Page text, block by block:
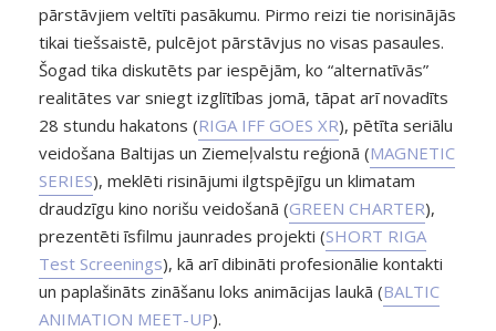
pārstāvjiem veltīti pasākumu. Pirmo reizi tie norisinājās
tikai tiešsaistē, pulcējot pārstāvjus no visas pasaules.
Šogad tika diskutēts par iespējām, ko “alternatīvās”
realitātes var sniegt izglītības jomā, tāpat arī novadīts
28 stundu hakatons (RIGA IFF GOES XR), pētīta seriālu
veidošana Baltijas un Ziemeļvalstu reģionā (MAGNETIC
SERIES), meklēti risinājumi ilgtspējīgu un klimatam
draudzīgu kino norišu veidošanā (GREEN CHARTER),
prezentēti īsfilmu jaunrades projekti (SHORT RIGA
Test Screenings), kā arī dibināti profesionālie kontakti
un paplašināts zināšanu loks animācijas laukā (BALTIC
ANIMATION MEET-UP).